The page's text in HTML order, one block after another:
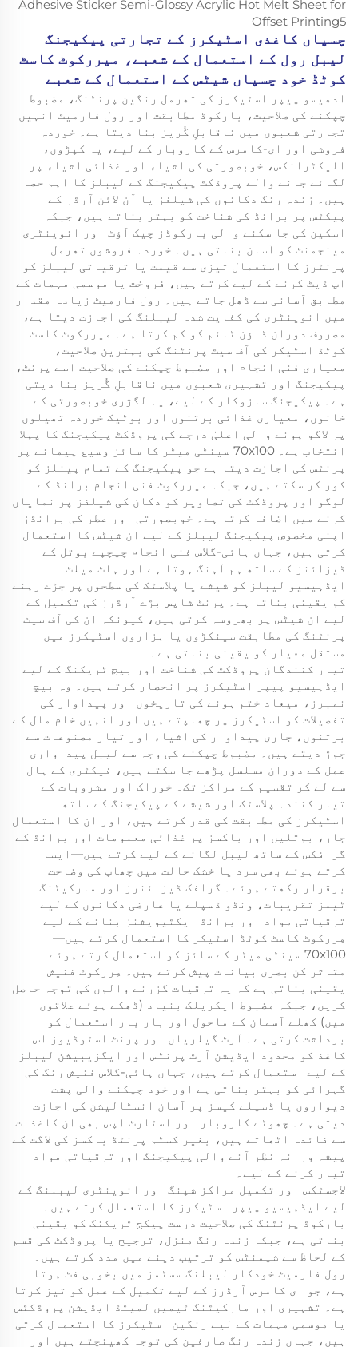
چسپاں کاغذی اسٹیکرز کے تجارتی پیکیجنگ
لیبل رول کے استعمال کے شعبے، میررکوٹ کاسٹ
کوٹڈ خود چسپاں شیٹس کے استعمال کے شعبے
ادھیسو پیپر اسٹیکرز کی تھرمل رنگین پرنٹنگ، مضبوط
چپکنے کی صلاحیت، بارکوڈ مطابقت اور رول فارمیٹ انہیں
تجارتی شعبوں میں ناقابلِ گُریز بنا دیتا ہے۔ خوردہ
فروشی اور ای-کامرس کے کاروبار کے لیے، یہ کپڑوں،
الیکٹرانکس، خوبصورتی کی اشیاء اور غذائی اشیاء پر
لگائے جانے والے پروڈکٹ پیکیجنگ کے لیبلز کا اہم حصہ
ہیں۔ زندہ رنگ دکانوں کی شیلفز یا آن لائن آرڈر کے
پیکٹس پر برانڈ کی شناخت کو بہتر بناتے ہیں، جبکہ
اسکین کی جا سکنے والی بارکوڈز چیک آؤٹ اور انوینٹری
مینجمنٹ کو آسان بناتی ہیں۔ خوردہ فروشوں تھرمل
پرنٹرز کا استعمال تیزی سے قیمت یا ترقیاتی لیبلز کو
اپ ڈیٹ کرنے کے لیے کرتے ہیں، فروخت یا موسمی مہمات کے
مطابق آسانی سے ڈھل جاتے ہیں۔ رول فارمیٹ زیادہ مقدار
میں انوینٹری کی کفایت شدہ لیبلنگ کی اجازت دیتا ہے،
مصروف دوران ڈاؤن ٹائم کو کم کرتا ہے۔ میررکوٹ کاسٹ
کوٹڈ اسٹیکر کی آف سیٹ پرنٹنگ کی بہترین صلاحیت،
معیاری فنی انجام اور مضبوط چپکنے کی صلاحیت اسے پرنٹ،
پیکیجنگ اور تشہیری شعبوں میں ناقابلِ گُریز بنا دیتی
ہے۔ پیکیجنگ سازوکار کے لیے، یہ لگژری خوبصورتی کے
خانوں، معیاری غذائی برتنوں اور بوٹیک خوردہ تھیلوں
پر لاگو ہونے والی اعلیٰ درجے کی پروڈکٹ پیکیجنگ کا پہلا
انتخاب ہے۔ 70x100 سینٹی میٹر کا سائز وسیع پیمانے پر
پرنٹس کی اجازت دیتا ہے جو پیکیجنگ کے تمام پینلز کو
کور کر سکتے ہیں، جبکہ میررکوٹ فنی انجام برانڈ کے
لوگو اور پروڈکٹ کی تصاویر کو دکان کی شیلفز پر نمایاں
کرنے میں اضافہ کرتا ہے۔ خوبصورتی اور عطر کی برانڈز
اپنی مخصوص پیکیجنگ لیبلز کے لیے ان شیٹس کا استعمال
کرتی ہیں، جہاں ہائی-گلاس فنی انجام چپچپے بوتل کے
ڈیزائنز کے ساتھ ہم آہنگ ہوتا ہے اور ہاٹ میلٹ
ایڈہیسیو لیبلز کو شیشے یا پلاسٹک کی سطحوں پر جڑے رہنے
کو یقینی بناتا ہے۔ پرنٹ شاپس بڑے آرڈرز کی تکمیل کے
لیے ان شیٹس پر بھروسہ کرتی ہیں، کیونکہ ان کی آف سیٹ
پرنٹنگ کی مطابقت سینکڑوں یا ہزاروں اسٹیکرز میں
مستقل معیار کو یقینی بناتی ہے۔
تیار کنندگان پروڈکٹ کی شناخت اور بیچ ٹریکنگ کے لیے
ایڈہیسیو پیپر اسٹیکرز پر انحصار کرتے ہیں۔ وہ بیچ
نمبرز، میعاد ختم ہونے کی تاریخوں اور پیداوار کی
تفصیلات کو اسٹیکرز پر چھاپتے ہیں اور انہیں خام مال کے
برتنوں، جاری پیداوار کی اشیاء اور تیار مصنوعات سے
جوڑ دیتے ہیں۔ مضبوط چپکنے کی وجہ سے لیبل پیداواری
عمل کے دوران مسلسل پڑھے جا سکتے ہیں، فیکٹری کے ہال
سے لے کر تقسیم کے مراکز تک۔ خوراک اور مشروبات کے
تیار کنندہ پلاسٹک اور شیشے کے پیکیجنگ کے ساتھ
اسٹیکرز کی مطابقت کی قدر کرتے ہیں، اور ان کا استعمال
جار، بوتلیں اور باکسز پر غذائی معلومات اور برانڈ کے
گرافکس کے ساتھ لیبل لگانے کے لیے کرتے ہیں—ایسا
کرتے ہوئے بھی سرد یا خشک حالت میں چھاپ کی وضاحت
برقرار رکھتے ہوئے۔ گرافک ڈیزائنرز اور مارکیٹنگ
ٹیمز تقریبات، ونڈو ڈسپلے یا عارضی دکانوں کے لیے
ترقیاتی مواد اور برانڈ ایکٹیویشنز بنانے کے لیے
مِررکوٹ کاسٹ کوٹڈ اسٹیکر کا استعمال کرتے ہیں—
70x100 سینٹی میٹر کے سائز کو استعمال کرتے ہوئے
متاثر کن بصری بیانات پیش کرتے ہیں۔ مِررکوٹ فنیش
یقینی بناتی ہے کہ یہ ترقیات گزرنے والوں کی توجہ حاصل
کریں، جبکہ مضبوط ایکریلک بنیاد (ڈھکے ہوئے علاقوں
میں) کھلے آسمان کے ماحول اور بار بار استعمال کو
برداشت کرتی ہے۔ آرٹ گیلریاں اور پرنٹ اسٹوڈیوز اس
کاغذ کو محدود ایڈیشن آرٹ پرنٹس اور ایگزیبیشن لیبلز
کے لیے استعمال کرتے ہیں، جہاں ہائی-گلاس فنیش رنگ کی
گہرائی کو بہتر بناتی ہے اور خود چپکنے والی پشت
دیواروں یا ڈسپلے کیسز پر آسان انسٹالیشن کی اجازت
دیتی ہے۔ چھوٹے کاروبار اور اسٹارٹ اپس بھی ان کاغذات
سے فائدہ اٹھاتے ہیں، بغیر کسٹم پرنٹڈ باکسز کی لاگت کے
پیشہ ورانہ نظر آنے والی پیکیجنگ اور ترقیاتی مواد
تیار کرنے کے لیے۔
لاجسٹکس اور تکمیل مراکز شپنگ اور انوینٹری لیبلنگ کے
لیے ایڈہیسیو پیپر اسٹیکرز کا استعمال کرتے ہیں۔
بارکوڈ پرنٹنگ کی صلاحیت درست پیکج ٹریکنگ کو یقینی
بناتی ہے، جبکہ زندہ رنگ منزل، ترجیح یا پروڈکٹ کی قسم
کے لحاظ سے شپمنٹس کو ترتیب دینے میں مدد کرتے ہیں۔
رول فارمیٹ خودکار لیبلنگ سسٹمز میں بخوبی فٹ ہوتا
ہے، جو ای کامرس آرڈرز کے لیے تکمیل کے عمل کو تیز کرتا
ہے۔ تشہیری اور مارکیٹنگ ٹیمیں لمیٹڈ ایڈیشن پروڈکٹس
یا موسمی مہمات کے لیے رنگین اسٹیکرز کا استعمال کرتی
ہیں، جہاں زندہ رنگ صارفین کی توجہ کھینچتے ہیں اور